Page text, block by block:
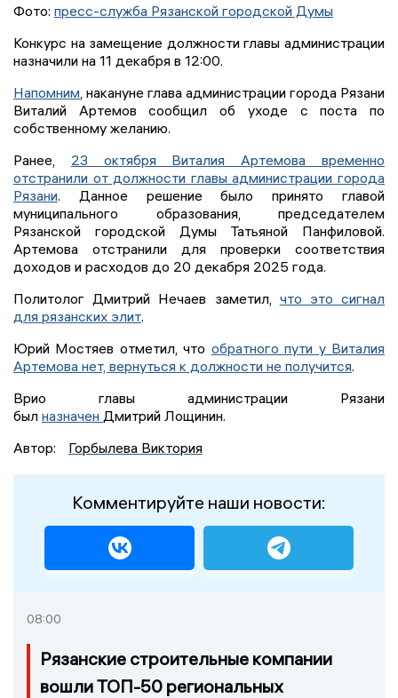
Фото: пресс-служба Рязанской городской Думы
Конкурс на замещение должности главы администрации
назначили на 11 декабря в 12:00.
Напомним, накануне глава администрации города Рязани
Виталий Артемов сообщил об уходе с поста по
собственному желанию.
Ранее, 23 октября Виталия Артемова временно
отстранили от должности главы администрации города
Рязани. Данное решение было принято главой
муниципального образования, председателем
Рязанской городской Думы Татьяной Панфиловой.
Артемова отстранили для проверки соответствия
доходов и расходов до 20 декабря 2025 года.
Политолог Дмитрий Нечаев заметил, что это сигнал
для рязанских элит.
Юрий Мостяев отметил, что обратного пути у Виталия
Артемова нет, вернуться к должности не получится.
Врио главы администрации Рязани
был назначен Дмитрий Лощинин.
Автор:
Горбылева Виктория
Комментируйте наши новости:
08:00
Рязанские строительные компании
вошли ТОП-50 региональных